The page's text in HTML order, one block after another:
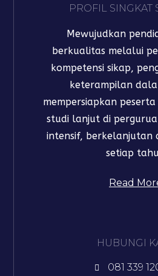
PROFIL SINGKAT
Mewujudkan
berkualitas melalui
kompetensi sikap,
keterampilan
mempersiapkan peserta
studi lanjut di
intensif, berkelanjutan
setiap
Read
HUBUNGI
081 339